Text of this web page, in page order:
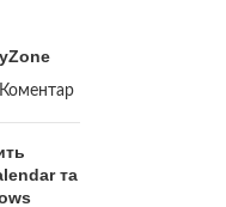
та